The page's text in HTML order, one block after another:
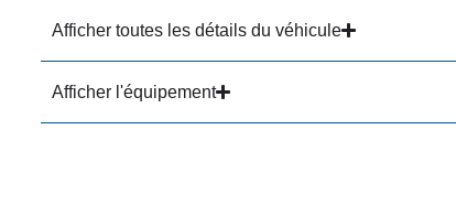
Afficher toutes les détails du véhicule
Afficher l'équipement